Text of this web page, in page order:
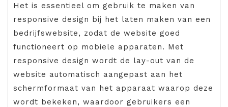
Het is essentieel om gebruik te maken van
responsive design bij het laten maken van een
bedrijfswebsite, zodat de website goed
functioneert op mobiele apparaten. Met
responsive design wordt de lay-out van de
website automatisch aangepast aan het
schermformaat van het apparaat waarop deze
wordt bekeken, waardoor gebruikers een